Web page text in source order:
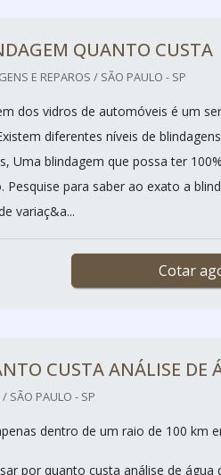
QUANTO CUSTA
E REPAROS / SÃO PAULO - SP
dos vidros de automóveis é um
diferentes níveis de
Uma blindagem que possa ter
Pesquise para saber ao exato a
variaç&a...
Cotar
CUSTA ANÁLISE DE
/ SÃO PAULO - SP
dentro de um raio de 100 km
por quanto custa análise de